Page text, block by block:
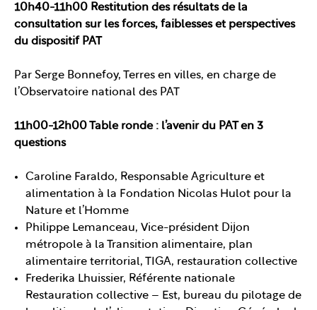
10h40-11h00 Restitution des résultats de la
consultation sur les forces, faiblesses et perspectives
du dispositif PAT
Par Serge Bonnefoy, Terres en villes, en charge de
l’Observatoire national des PAT
11h00-12h00 Table ronde : l’avenir du PAT en 3
questions
Caroline Faraldo, Responsable Agriculture et
alimentation à la Fondation Nicolas Hulot pour la
Nature et l’Homme
Philippe Lemanceau, Vice-président Dijon
métropole à la Transition alimentaire, plan
alimentaire territorial, TIGA, restauration collective
Frederika Lhuissier, Référente nationale
Restauration collective – Est, bureau du pilotage de